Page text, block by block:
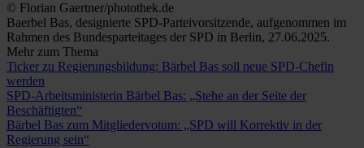
© Florian Gaertner/photothek.de
Baerbel Bas, designierte SPD-Parteivorsitzende, aufgenommen im
Rahmen des Bundesparteitages der SPD in Berlin, 27.06.2025.
Mehr zum Thema
Ticker zu Regierungsbildung: Bärbel Bas soll neue SPD-Chefin
werden
SPD-Arbeitsministerin Bärbel Bas: „Stehe an der Seite der
Beschäftigten“
Bärbel Bas zum Mitgliedervotum: „SPD will Korrektiv in der
Regierung sein“